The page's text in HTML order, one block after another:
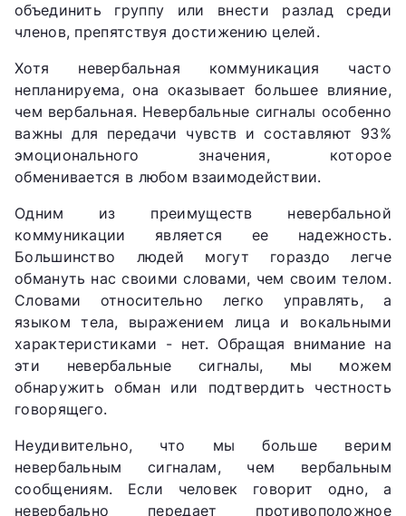
объединить группу или внести разлад среди
членов, препятствуя достижению целей.
Хотя невербальная коммуникация часто
непланируема, она оказывает большее влияние,
чем вербальная. Невербальные сигналы особенно
важны для передачи чувств и составляют 93%
эмоционального значения, которое
обменивается в любом взаимодействии.
Одним из преимуществ невербальной
коммуникации является ее надежность.
Большинство людей могут гораздо легче
обмануть нас своими словами, чем своим телом.
Словами относительно легко управлять, а
языком тела, выражением лица и вокальными
характеристиками - нет. Обращая внимание на
эти невербальные сигналы, мы можем
обнаружить обман или подтвердить честность
говорящего.
Неудивительно, что мы больше верим
невербальным сигналам, чем вербальным
сообщениям. Если человек говорит одно, а
невербально передает противоположное